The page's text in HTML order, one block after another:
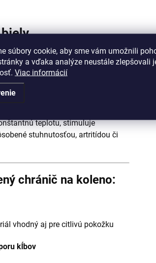
súbory cookie, aby sme vám umožnili
a vďaka analýze neustále zlepšovali
Viac informácií
kĺby počas zimy? Doprajte
produktu vlnený chránič na koleno
z jemnej vlny
vašich kolenných kĺbov.
antibakteriálnymi a
teplotu, stimuluje
stuhnutosťou, artritídou či
chránič na koleno:
vhodný aj pre citlivú pokožku
kĺbov